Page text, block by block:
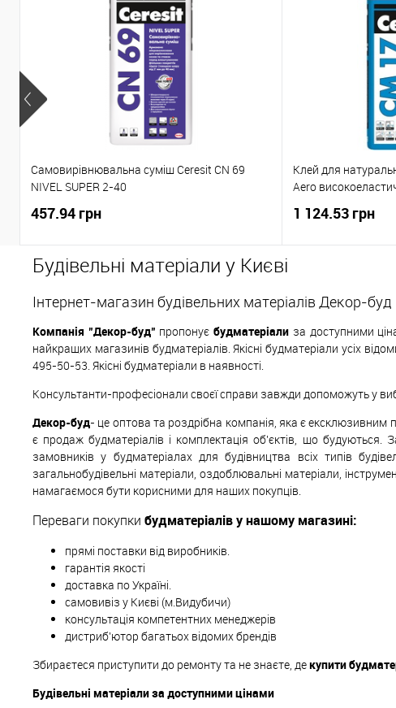
Самовирівнювальна суміш Ceresit CN 69
NIVEL SUPER 2-40
457.94 грн
Клей для
Aero
1 124.53 грн
Будівельні матеріали у Києві
Інтернет-магазин будівельних матеріалів Декор-буд
Компанія "Декор-буд" пропонуєбудматеріали за доступними
найкращих магазинів будматеріалів. Якісні будматеріали усіх
495-50-53. Якісні будматеріали в наявності.
Консультанти-професіонали своєї справи завжди допоможуть у
Декор-буд- це оптова та роздрібна компанія, яка є ексклюзивним
є продаж будматеріалів і комплектація об'єктів, що будуються.
замовників у будматеріалах для будівництва всіх типів
загальнобудівельні матеріали, оздоблювальні матеріали,
намагаємося бути корисними для наших покупців.
Переваги покупки будматеріалів у нашому магазині:
прямі поставки від виробників.
гарантія якості
доставка по Україні.
самовивіз у Києві (м.Видубичи)
консультація компетентних менеджерів
дистриб'ютор багатьох відомих брендів
Збираєтеся приступити до ремонту та не знаєте, декупити
Будівельні матеріали за доступними цінами